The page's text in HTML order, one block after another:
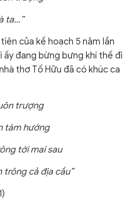
ta…”
tiên của kế hoạch 5 năm lần
ấy đang bừng bưng khí thế đi
thơ Tố Hữu đã có khúc ca
trượng
tám hướng
tới mai sau
trông cả địa cầu”